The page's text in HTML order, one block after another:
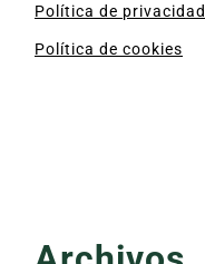
Política de privacidad
Política de cookies